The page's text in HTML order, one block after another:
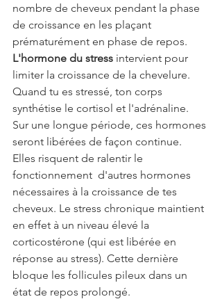
nombre de cheveux pendant la phase
de croissance en les plaçant
prématurément en phase de repos.
L'hormone du stress intervient pour
limiter la croissance de la chevelure.
Quand tu es stressé, ton corps
synthétise le cortisol et l'adrénaline.
Sur une longue période, ces hormones
seront libérées de façon continue.
Elles risquent de ralentir le
fonctionnement  d'autres hormones
nécessaires à la croissance de tes
cheveux. Le stress chronique maintient
en effet à un niveau élevé la
corticostérone (qui est libérée en
réponse au stress). Cette dernière
bloque les follicules pileux dans un
état de repos prolongé.